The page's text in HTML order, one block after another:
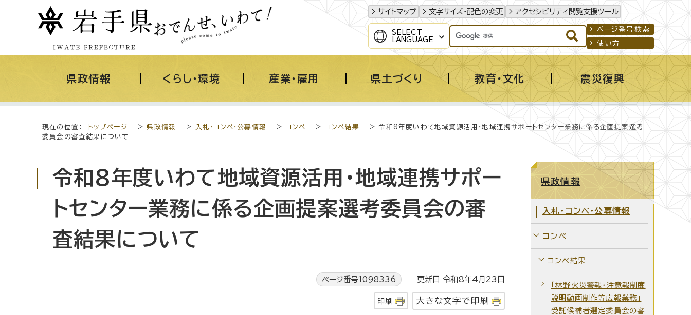
サイトマップ 文字サイズ・配色の変更 アクセシビリティ閲覧支援ツール
SELECT
LANGUAGE
ページ番号検索
使い方
県政情報 くらし・環境 産業・雇用 県土づくり 教育・文化 震災復興
現在の位置： トップページ > 県政情報 > 入札・コンペ・公募情報 > コンペ > コンペ結果
> 令和8年度いわて地域資源活用・地域連携サポートセンター業務に係る企画提案選考
委員会の審査結果について
令和8年度いわて地域資源活用・地域連携サポー
トセンター業務に係る企画提案選考委員会の審
査結果について
ページ番号1098336 更新日 令和8年4月23日
印刷 大きな文字で印刷
県政情報
入札・コンペ・公募情報
コンペ
コンペ結果
「林野火災警報・注意報制度
説明動画制作等広報業務」
受託候補者選定委員会の審